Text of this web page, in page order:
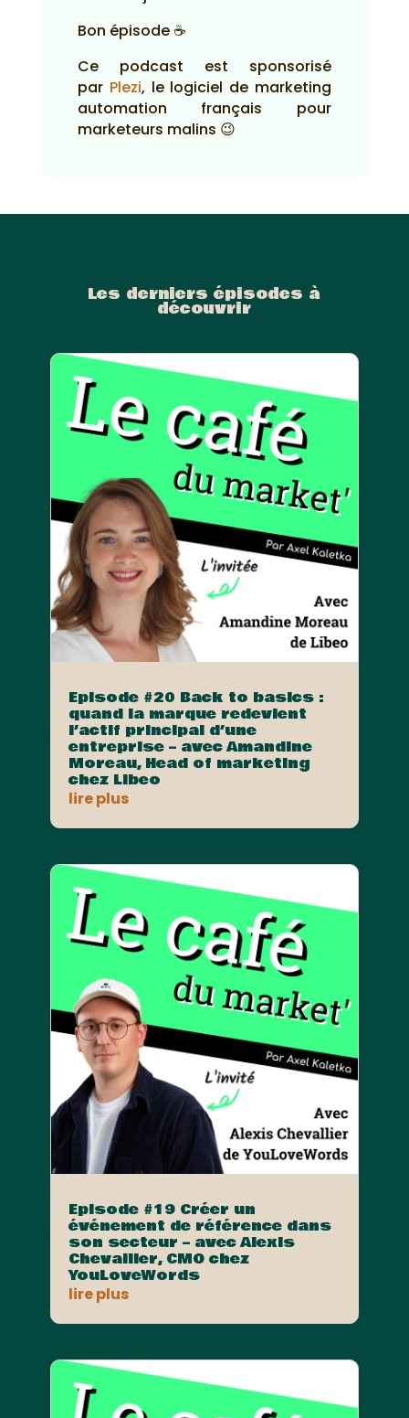
Bon épisode ☕
Ce podcast est sponsorisé
par Plezi, le logiciel de marketing
automation français pour
marketeurs malins 😉
Les derniers épisodes à
découvrir
Episode #20 Back to basics :
quand la marque redevient
l’actif principal d’une
entreprise – avec Amandine
Moreau, Head of marketing
chez Libeo
lire plus
Episode #19 Créer un
événement de référence dans
son secteur – avec Alexis
Chevallier, CMO chez
YouLoveWords
lire plus